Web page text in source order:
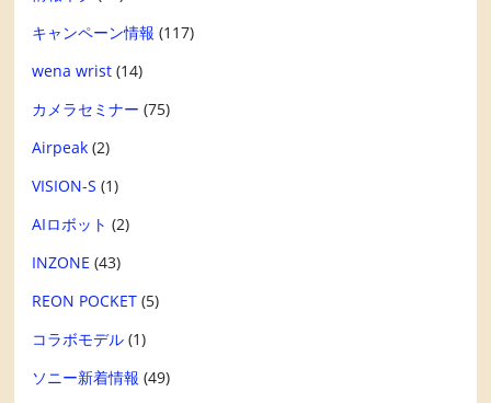
キャンペーン情報 (117)
wena wrist (14)
カメラセミナー (75)
Airpeak (2)
VISION-S (1)
AIロボット (2)
INZONE (43)
REON POCKET (5)
コラボモデル (1)
ソニー新着情報 (49)